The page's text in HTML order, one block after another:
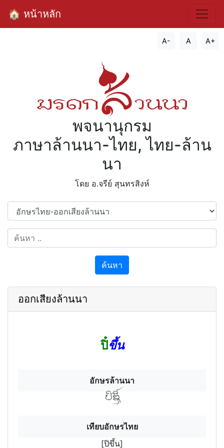
🏠 หน้าหลัก
A- A A+
พจนานุกรม
ภาษาล้านนา-ไทย, ไทย-ล้าน
นา
โดย อ.จรีย์​ สุนทรสิงห์
ค้นหา
ออกเสียงล้านนา
ปิ๋ ขึ้น
อักษรล้านนา
ปิขึ้นฯ
เทียบอักษรไทย
[ปิขึ้น]